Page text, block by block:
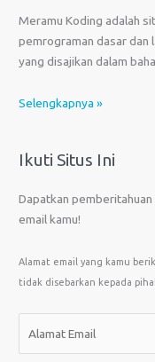
Meramu Koding adalah
pemrograman dasar dan
yang disajikan dalam
Selengkapnya »
Ikuti Situs Ini
Dapatkan
email kamu!
Alamat email yang kamu
tidak disebarkan kepada